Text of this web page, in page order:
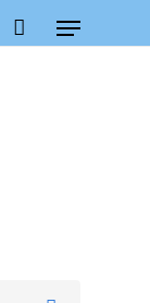
Menu
Close